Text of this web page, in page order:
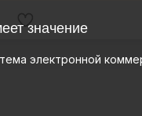
значение
электронной